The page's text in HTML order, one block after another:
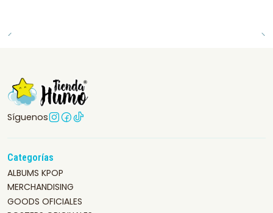
Síguenos
Categorías
ALBUMS KPOP
MERCHANDISING
GOODS OFICIALES